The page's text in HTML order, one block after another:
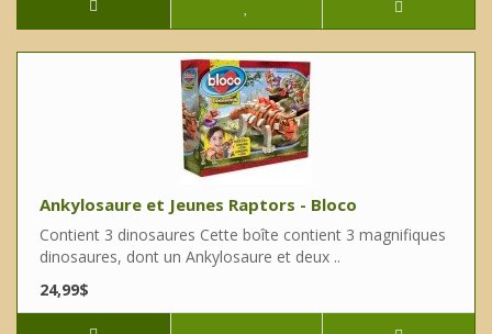
Ankylosaure et Jeunes Raptors - Bloco
Contient 3 dinosaures Cette boîte contient 3 magnifiques
dinosaures, dont un Ankylosaure et deux ..
24,99$